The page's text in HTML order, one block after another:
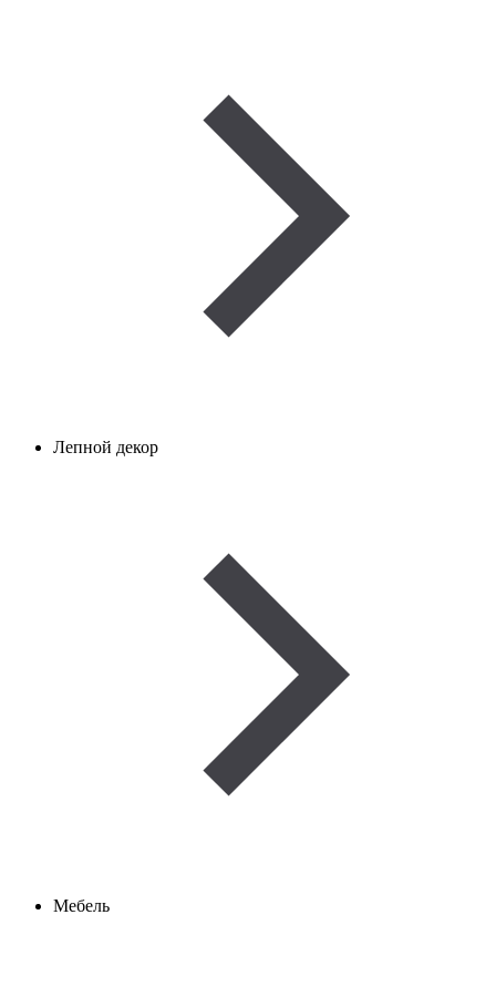
Лепной декор
Мебель